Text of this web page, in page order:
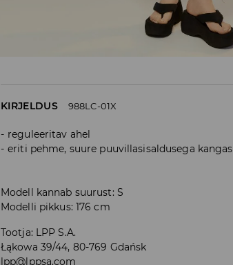
KIRJELDUS 988LC-01X
reguleeritav ahel
eriti pehme, suure puuvillasisaldusega kangas
Modell kannab suurust: S
Modelli pikkus: 176 cm
Tootja: LPP S.A.
Łąkowa 39/44, 80-769 Gdańsk
lpp@lppsa.com